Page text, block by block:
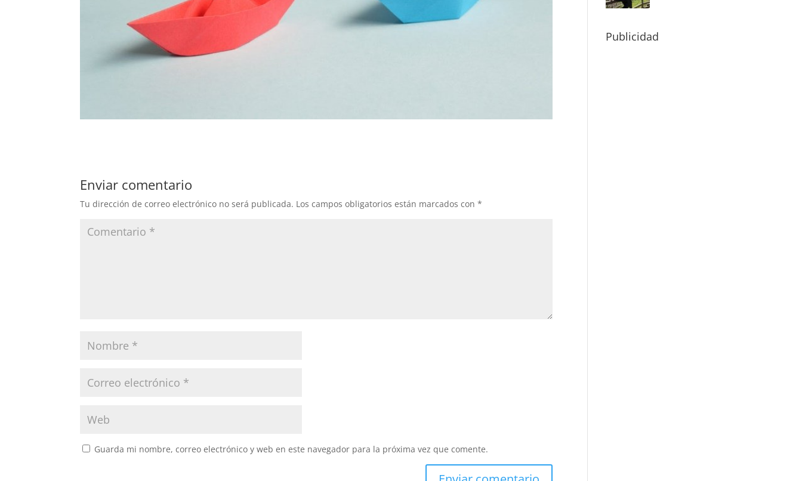
Enviar comentario
Tu dirección de correo electrónico no será publicada. Los campos obligatorios están marcados con*
Guarda mi nombre, correo electrónico y web en este navegador para la próxima vez que comente.
Publicidad